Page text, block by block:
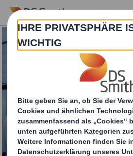
Skip to main content